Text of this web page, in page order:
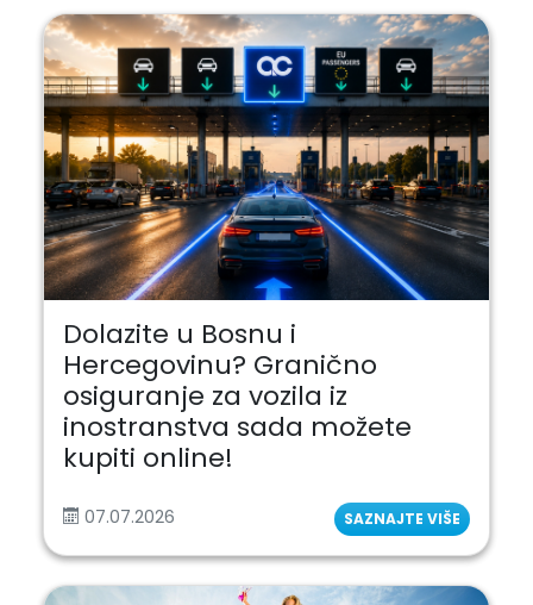
Dolazite u Bosnu i
Hercegovinu? Granično
osiguranje za vozila iz
inostranstva sada možete
kupiti online!
07.07.2026 SAZNAJTE VIŠE